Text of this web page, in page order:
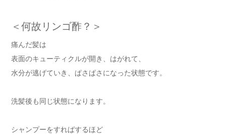
＜何故リンゴ酢？＞
痛んだ髪は
表面のキューティクルが開き、はがれて、
水分が逃げていき、ぱさぱさになった状態です。
洗髪後も同じ状態になります。
シャンプーをすればするほど